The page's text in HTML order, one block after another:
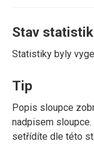
Stav statistik
Statistiky byly
Tip
Popis sloupce
nadpisem
setřídíte dle této